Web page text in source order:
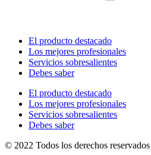
El producto destacado
Los mejores profesionales
Servicios sobresalientes
Debes saber
El producto destacado
Los mejores profesionales
Servicios sobresalientes
Debes saber
© 2022 Todos los derechos reservados